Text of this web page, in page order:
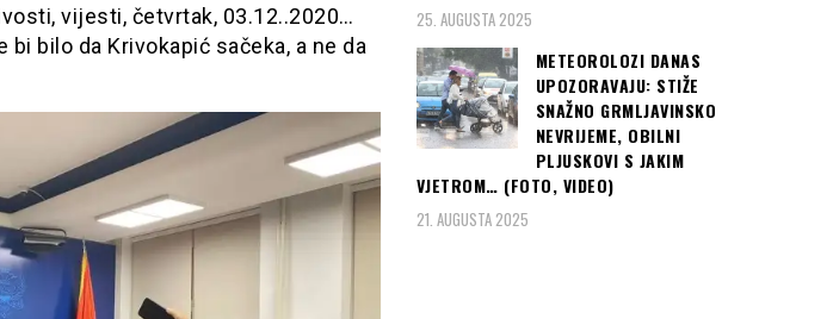
vijesti, četvrtak, 03.12..2020…
bilo da Krivokapić sačeka, a ne da
25. AUGUSTA 2025
METEOROLOZI DANAS
UPOZORAVAJU: STIŽE
SNAŽNO GRMLJAVINSKO
NEVRIJEME, OBILNI
PLJUSKOVI S JAKIM
VJETROM… (FOTO, VIDEO)
21. AUGUSTA 2025